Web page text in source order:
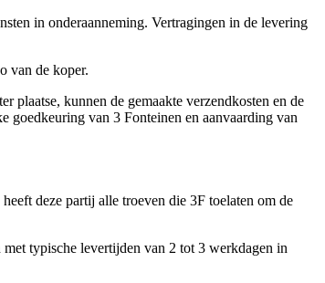
in onderaanneming. Vertragingen in de levering
van de koper.
plaatse, kunnen de gemaakte verzendkosten en de
van 3 Fonteinen en aanvaarding van
deze partij alle troeven die 3F toelaten om de
typische levertijden van 2 tot 3 werkdagen in